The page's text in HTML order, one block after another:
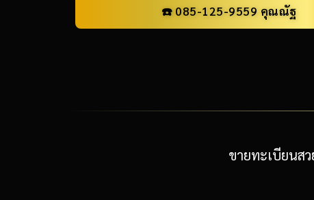
☎️ 085-125-9559 คุณณัฐ
ขายทะเบียนส